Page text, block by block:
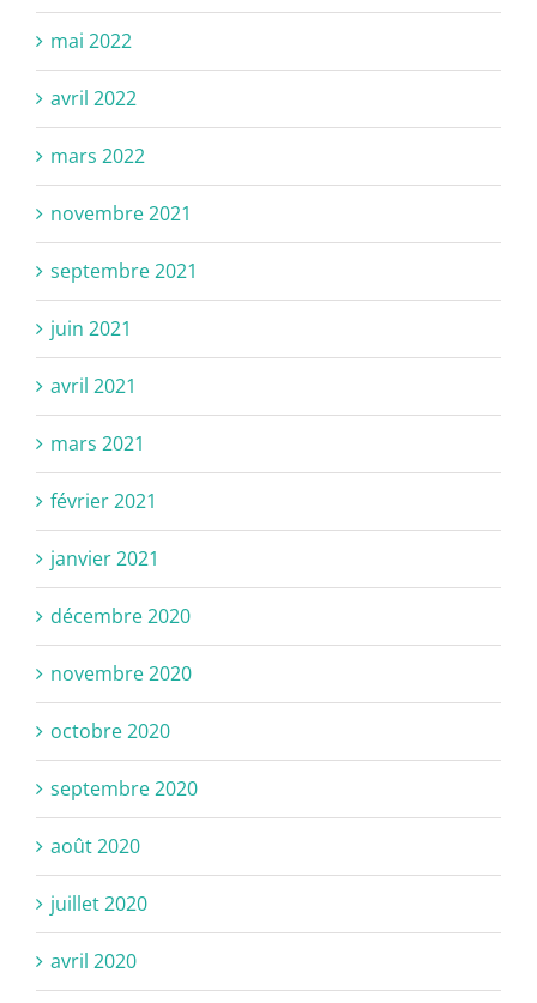
mai 2022
avril 2022
mars 2022
novembre 2021
septembre 2021
juin 2021
avril 2021
mars 2021
février 2021
janvier 2021
décembre 2020
novembre 2020
octobre 2020
septembre 2020
août 2020
juillet 2020
avril 2020